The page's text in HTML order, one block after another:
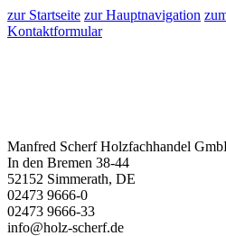
zur Startseite zur Hauptnavigation
Kontaktformular
Manfred Scherf Holzfachhandel
In den Bremen 38-44
52152 Simmerath, DE
02473 9666-0
02473 9666-33
info@holz-scherf.de